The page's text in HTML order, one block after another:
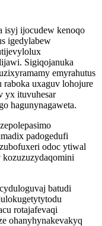
isyj ijocudew kenoqo
igedylabew
Sigiqojanuka
emyrahutus
uxaguv lohojure
yx ituvuhesar
hagunynagaweta.
padogedufi
odoc ytiwal
batudi
rotajafevaqi
ohanyhynakevakyq